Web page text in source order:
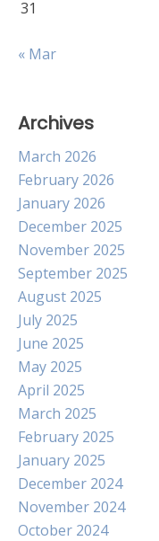
31
« Mar
Archives
March 2026
February 2026
January 2026
December 2025
November 2025
September 2025
August 2025
July 2025
June 2025
May 2025
April 2025
March 2025
February 2025
January 2025
December 2024
November 2024
October 2024